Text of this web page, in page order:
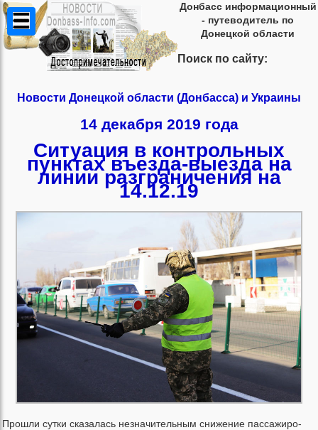
Донбасс информационный
- путеводитель по
Донецкой области
Поиск по сайту:
Новости Донецкой области (Донбасса) и Украины
14 декабря 2019 года
Ситуация в контрольных
пунктах въезда-выезда на
линии разграничения на
14.12.19
Прошли сутки сказалась незначительным снижение пассажиро-